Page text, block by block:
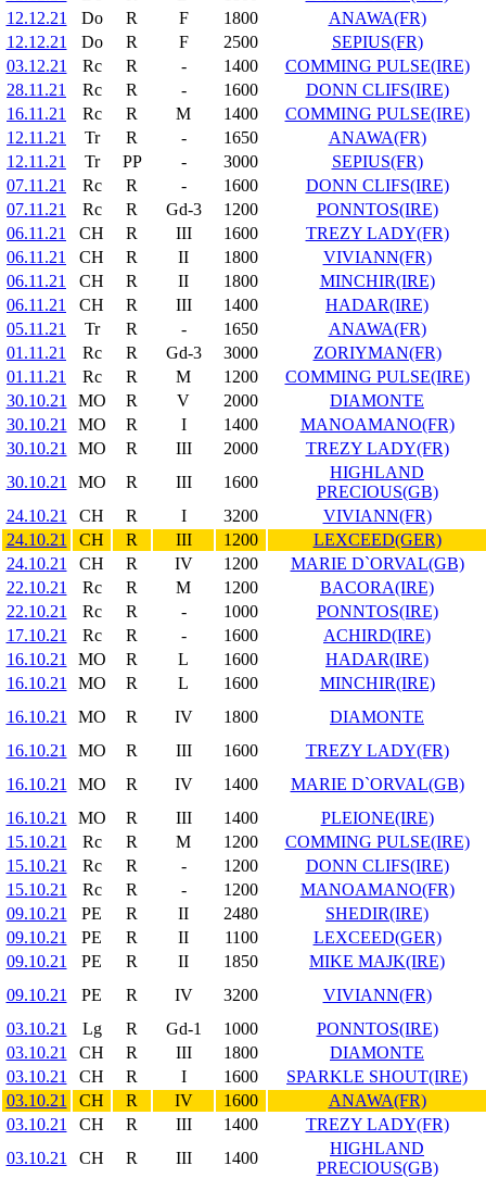
12.12.21
Do R F 1800
ANAWA(FR)
12.12.21
Do R F 2500
SEPIUS(FR)
03.12.21
Rc R - 1400
COMMING PULSE(IRE)
28.11.21
Rc R - 1600
DONN CLIFS(IRE)
16.11.21
Rc R M 1400
COMMING PULSE(IRE)
12.11.21
Tr R - 1650
ANAWA(FR)
12.11.21
Tr PP - 3000
SEPIUS(FR)
07.11.21
Rc R - 1600
DONN CLIFS(IRE)
07.11.21
Rc R Gd-3 1200
PONNTOS(IRE)
06.11.21
CH R III 1600
TREZY LADY(FR)
06.11.21
CH R II 1800
VIVIANN(FR)
06.11.21
CH R II 1800
MINCHIR(IRE)
06.11.21
CH R III 1400
HADAR(IRE)
05.11.21
Tr R - 1650
ANAWA(FR)
01.11.21
Rc R Gd-3 3000
ZORIYMAN(FR)
01.11.21
Rc R M 1200
COMMING PULSE(IRE)
30.10.21
MO R V 2000
DIAMONTE
30.10.21
MO R I 1400
MANOAMANO(FR)
30.10.21
MO R III 2000
TREZY LADY(FR)
30.10.21
MO R III 1600
HIGHLAND
PRECIOUS(GB)
24.10.21
CH R I 3200
VIVIANN(FR)
24.10.21
CH R III 1200
LEXCEED(GER)
24.10.21
CH R IV 1200
MARIE D`ORVAL(GB)
22.10.21
Rc R M 1200
BACORA(IRE)
22.10.21
Rc R - 1000
PONNTOS(IRE)
17.10.21
Rc R - 1600
ACHIRD(IRE)
16.10.21
MO R L 1600
HADAR(IRE)
16.10.21
MO R L 1600
MINCHIR(IRE)
16.10.21
MO R IV 1800
DIAMONTE
16.10.21
MO R III 1600
TREZY LADY(FR)
16.10.21
MO R IV 1400
MARIE D`ORVAL(GB)
16.10.21
MO R III 1400
PLEIONE(IRE)
15.10.21
Rc R M 1200
COMMING PULSE(IRE)
15.10.21
Rc R - 1200
DONN CLIFS(IRE)
15.10.21
Rc R - 1200
MANOAMANO(FR)
09.10.21
PE R II 2480
SHEDIR(IRE)
09.10.21
PE R II 1100
LEXCEED(GER)
09.10.21
PE R II 1850
MIKE MAJK(IRE)
09.10.21
PE R IV 3200
VIVIANN(FR)
03.10.21
Lg R Gd-1 1000
PONNTOS(IRE)
03.10.21
CH R III 1800
DIAMONTE
03.10.21
CH R I 1600
SPARKLE SHOUT(IRE)
03.10.21
CH R IV 1600
ANAWA(FR)
03.10.21
CH R III 1400
TREZY LADY(FR)
03.10.21
CH R III 1400
HIGHLAND
PRECIOUS(GB)